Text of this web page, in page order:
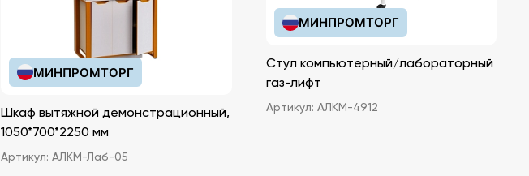
МИНПРОМТОРГ
Шкаф вытяжной демонстрационный,
1050*700*2250 мм
Артикул: АЛКМ-Лаб-05
МИНПРОМТОРГ
Стул компьютерный/лабораторный
газ-лифт
Артикул: АЛКМ-4912